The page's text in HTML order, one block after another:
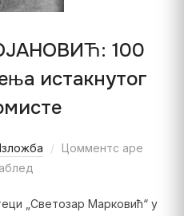
100
истакнутог
Цомментс аре
„Светозар Марковић“ у